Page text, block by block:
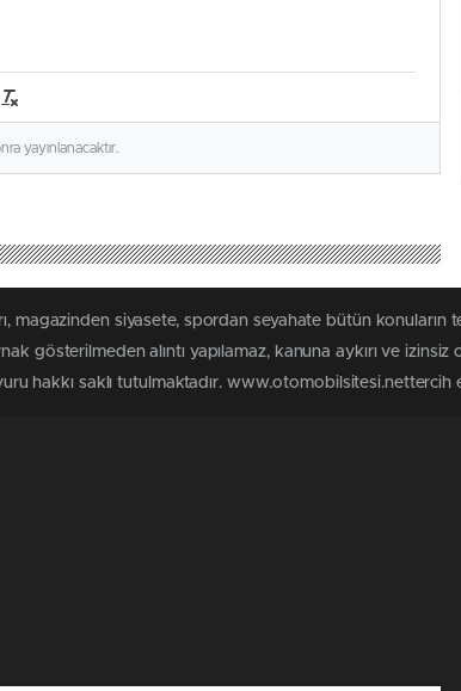
yayınlanacaktır.
magazinden siyasete, spordan seyahate bütün
gösterilmeden alıntı yapılamaz, kanuna aykırı ve
hakkı saklı tutulmaktadır.